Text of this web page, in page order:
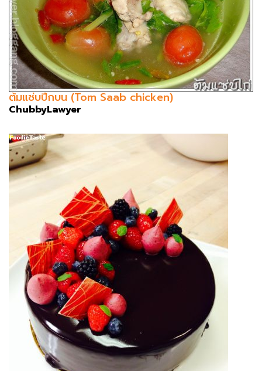
ต้มแซ่บปีกบน (Tom Saab chicken)
ChubbyLawyer